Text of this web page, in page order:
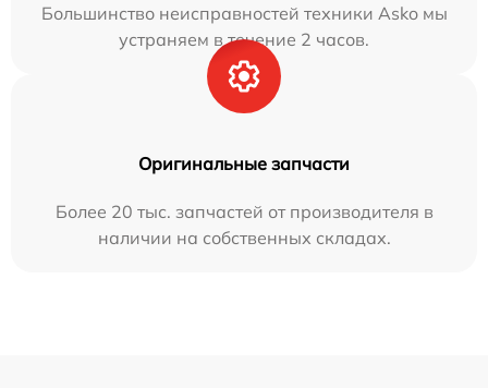
Большинство неисправностей техники Asko мы
устраняем в течение 2 часов.
Оригинальные запчасти
Более 20 тыс. запчастей от производителя в
наличии на собственных складах.